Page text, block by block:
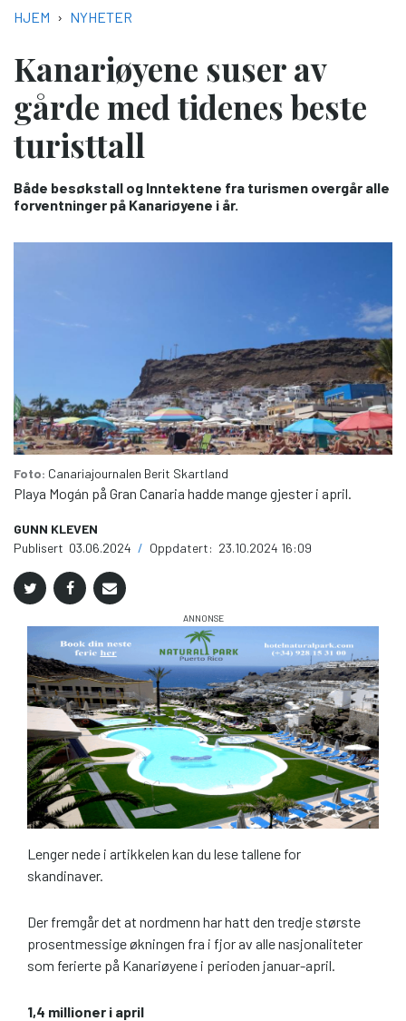
NAVIGASJONSSTI
HJEM NYHETER
Kanariøyene suser av
gårde med tidenes beste
turisttall
Både besøkstall og Inntektene fra turismen overgår alle
forventninger på Kanariøyene i år.
Foto: Canariajournalen Berit Skartland
Playa Mogán på Gran Canaria hadde mange gjester i april.
GUNN KLEVEN
Publisert 03.06.2024 / Oppdatert: 23.10.2024 16:09
Lenger nede i artikkelen kan du lese tallene for
skandinaver.
Der fremgår det at nordmenn har hatt den tredje største
prosentmessige økningen fra i fjor av alle nasjonaliteter
som ferierte på Kanariøyene i perioden januar-april.
1,4 millioner i april